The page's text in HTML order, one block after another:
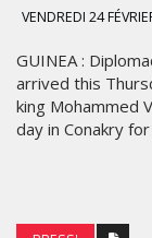
VENDREDI 24
GUINEA :
arrived this
king Mohammed
day in Conakry